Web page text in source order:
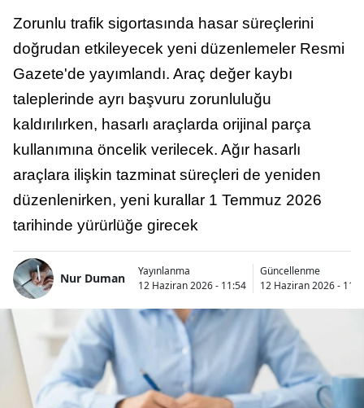
Zorunlu trafik sigortasında hasar süreçlerini
doğrudan etkileyecek yeni düzenlemeler Resmi
Gazete'de yayımlandı. Araç değer kaybı
taleplerinde ayrı başvuru zorunluluğu
kaldırılırken, hasarlı araçlarda orijinal parça
kullanımına öncelik verilecek. Ağır hasarlı
araçlara ilişkin tazminat süreçleri de yeniden
düzenlenirken, yeni kurallar 1 Temmuz 2026
tarihinde yürürlüğe girecek
Nur Duman
Yayınlanma
12 Haziran 2026 - 11:54
Güncellenme
12 Haziran 2026 -